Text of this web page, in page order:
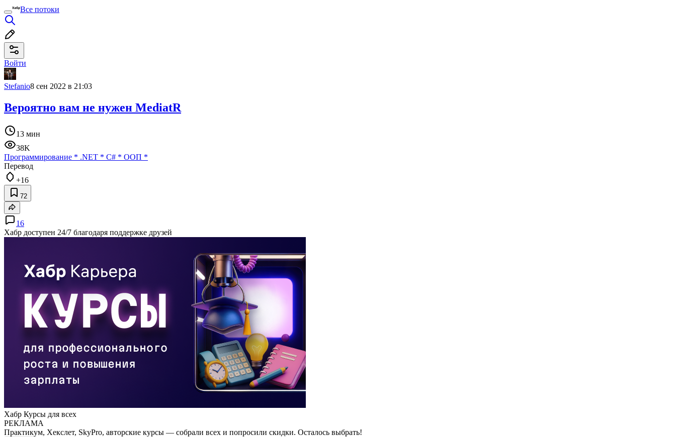
Все потоки
Войти
Stefanio8 сен 2022 в 21:03
Вероятно вам не нужен MediatR
13 мин
38K
Программирование * .NET * C# * ООП *
Перевод
+16
72
16
Хабр доступен 24/7 благодаря поддержке друзей
Хабр Курсы для всех
РЕКЛАМА
Практикум, Хекслет, SkyPro, авторские курсы — собрали всех и попросили скидки. Осталось выбрать!